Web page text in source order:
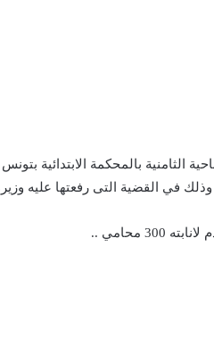
الثامنية بالمحكمة الابتدائية
300 محامي ..